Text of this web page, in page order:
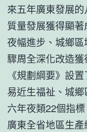
來五年廣東發展
質量發展獲得顯
夜幅進步、城鄉
驟周全深化改造獲
《規劃綱要》設
易近生福祉、城
六年夜類22個指標
廣東全省地區生